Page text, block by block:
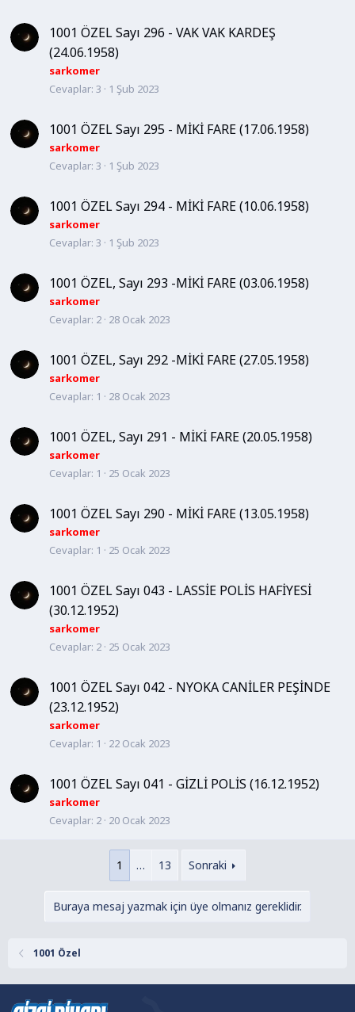
1001 ÖZEL Sayı 296 - VAK VAK KARDEŞ
(24.06.1958)
sarkomer
Cevaplar 3 1 Şub 2023
1001 ÖZEL Sayı 295 - MİKİ FARE (17.06.1958)
sarkomer
Cevaplar 3 1 Şub 2023
1001 ÖZEL Sayı 294 - MİKİ FARE (10.06.1958)
sarkomer
Cevaplar 3 1 Şub 2023
1001 ÖZEL, Sayı 293 -MİKİ FARE (03.06.1958)
sarkomer
Cevaplar 2 28 Ocak 2023
1001 ÖZEL, Sayı 292 -MİKİ FARE (27.05.1958)
sarkomer
Cevaplar 1 28 Ocak 2023
1001 ÖZEL, Sayı 291 - MİKİ FARE (20.05.1958)
sarkomer
Cevaplar 1 25 Ocak 2023
1001 ÖZEL Sayı 290 - MİKİ FARE (13.05.1958)
sarkomer
Cevaplar 1 25 Ocak 2023
1001 ÖZEL Sayı 043 - LASSİE POLİS HAFİYESİ
(30.12.1952)
sarkomer
Cevaplar 2 25 Ocak 2023
1001 ÖZEL Sayı 042 - NYOKA CANİLER PEŞİNDE
(23.12.1952)
sarkomer
Cevaplar 1 22 Ocak 2023
1001 ÖZEL Sayı 041 - GİZLİ POLİS (16.12.1952)
sarkomer
Cevaplar 2 20 Ocak 2023
1 … 13 Sonraki
Buraya mesaj yazmak için üye olmanız gereklidir.
1001 Özel